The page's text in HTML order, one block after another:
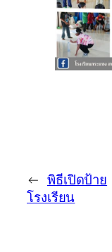
← พิธีเปิดป้าย
โรงเรียน